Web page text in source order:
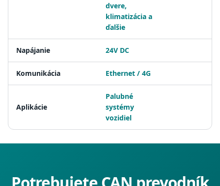
dvere,
klimatizácia a
ďalšie
Napájanie 24V DC
Komunikácia Ethernet / 4G
Aplikácie
Palubné
systémy
vozidiel